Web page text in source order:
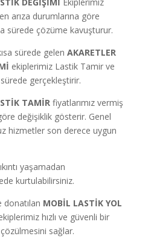
arıza durumlarına göre
sürede çözüme kavuşturur.
sürede gelen AKARETLER
ekiplerimiz Lastik Tamir ve
gerçekleştirir.
TAMİRfiyatlarımız vermiş
değişiklik gösterir. Genel
hizmetler son derece uygun
yaşamadan
kurtulabilirsiniz.
MOBİL LASTİK YOL
hızlı ve güvenli bir
sağlar.